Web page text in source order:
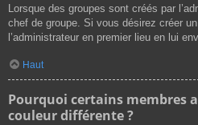
Lorsque des groupes sont créés par
chef de groupe. Si vous désirez créer
l’administrateur en premier lieu en lui
Haut
Pourquoi certains membres
couleur différente ?